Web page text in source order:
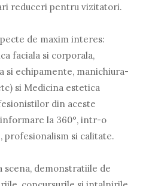
reduceri pentru vizitatori.
de maxim interes:
faciala si corporala,
si echipamente, manichiura-
si Medicina estetica
din aceste
la 360°, intr-o
profesionalism si calitate.
demonstratiile de